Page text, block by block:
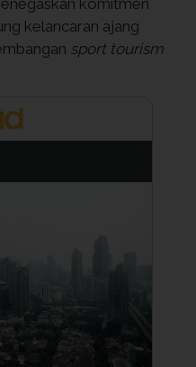
komitmen
kelancaran ajang
sport tourism